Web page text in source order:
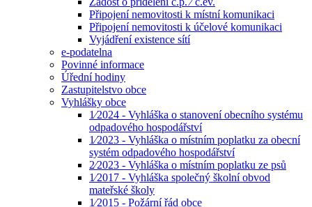
Připojení nemovitosti k místní komunikaci
Připojení nemovitosti k účelové komunikaci
Vyjádření existence sítí
e-podatelna
Povinné informace
Úřední hodiny
Zastupitelstvo obce
Vyhlášky obce
1⁄2024 - Vyhláška o stanovení obecního systému
odpadového hospodářství
1⁄2023 - Vyhláška o místním poplatku za obecní
systém odpadového hospodářství
2⁄2023 - Vyhláška o místním poplatku ze psů
1⁄2017 - Vyhláška společný školní obvod
mateřské školy
1⁄2015 - Požární řád obce